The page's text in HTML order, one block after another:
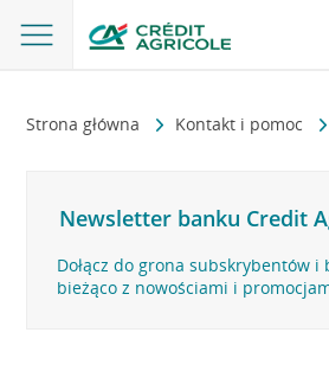
Strona główna Kontakt i pomoc
Newsletter banku Credit
Dołącz do grona subskrybentów i
bieżąco z nowościami i